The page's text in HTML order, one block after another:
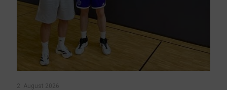
2. August 2026